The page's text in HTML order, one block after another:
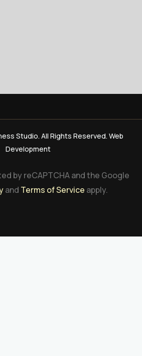
Studio. All Rights Reserved. Web
Development
by reCAPTCHA and the Google
and Terms of Service apply.